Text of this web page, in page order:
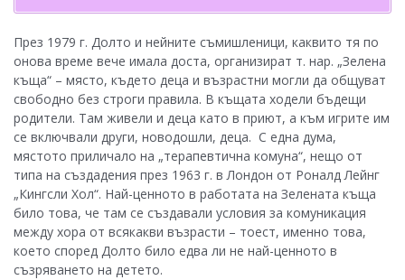
През 1979 г. Долто и нейните съмишленици, каквито тя по
онова време вече имала доста, организират т. нар. „Зелена
къща“ – място, където деца и възрастни могли да общуват
свободно без строги правила. В къщата ходели бъдещи
родители. Там живели и деца като в приют, а към игрите им
се включвали други, новодошли, деца. С една дума,
мястото приличало на „терапевтична комуна“, нещо от
типа на създадения през 1963 г. в Лондон от Роналд Лейнг
„Кингсли Хол“. Най-ценното в работата на Зелената къща
било това, че там се създавали условия за комуникация
между хора от всякакви възрасти – тоест, именно това,
което според Долто било едва ли не най-ценното в
съзряването на детето.